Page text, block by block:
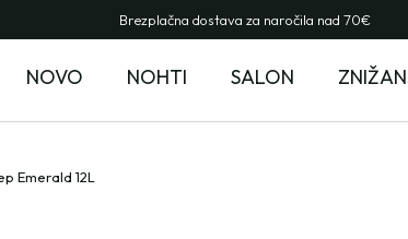
Brezplačna dostava za naročila nad 70€
NOVO NOHTI SALON
Emerald 12L